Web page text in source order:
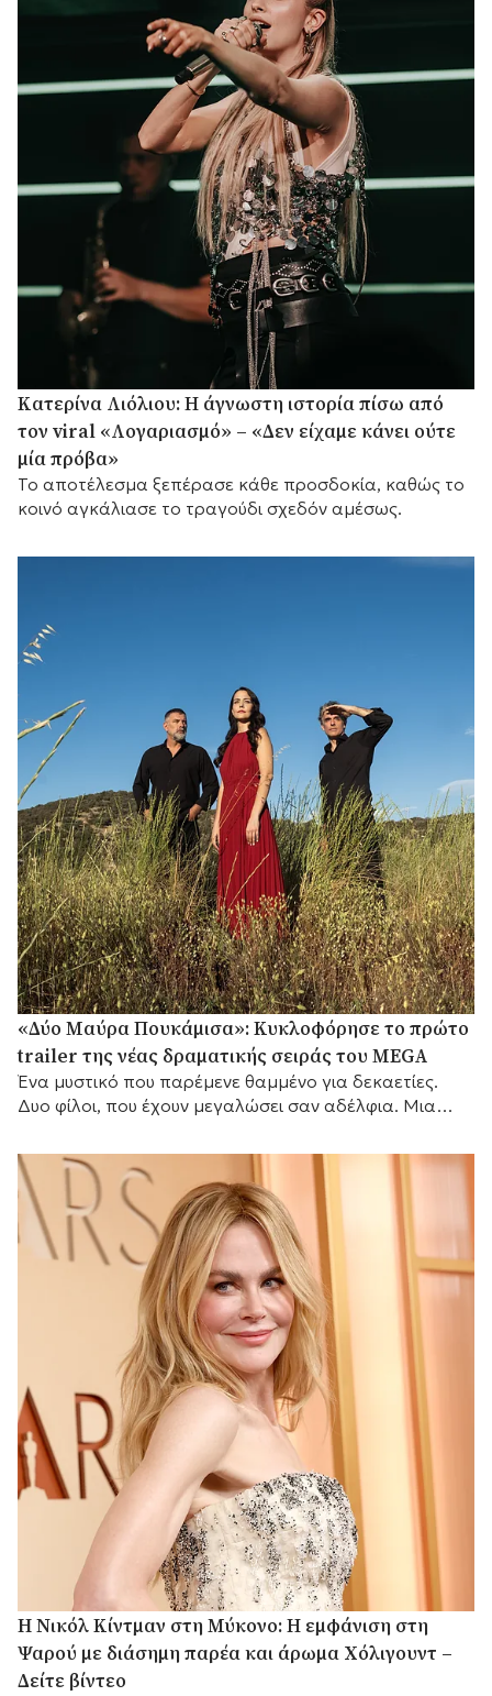
Κατερίνα Λιόλιου: Η άγνωστη ιστορία πίσω από
τον viral «Λογαριασμό» – «Δεν είχαμε κάνει ούτε
μία πρόβα»
Το αποτέλεσμα ξεπέρασε κάθε προσδοκία, καθώς το
κοινό αγκάλιασε το τραγούδι σχεδόν αμέσως.
«Δύο Μαύρα Πουκάμισα»: Κυκλοφόρησε το πρώτο
trailer της νέας δραματικής σειράς του MEGA
Ένα μυστικό που παρέμενε θαμμένο για δεκαετίες.
Δυο φίλοι, που έχουν μεγαλώσει σαν αδέλφια. Μια
H Νικόλ Κίντμαν στη Μύκονο: Η εμφάνιση στη
Ψαρού με διάσημη παρέα και άρωμα Χόλιγουντ –
Δείτε βίντεο